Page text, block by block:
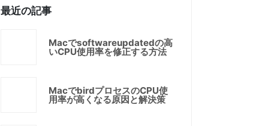
最近の記事
Macでsoftwareupdatedの高
いCPU使用率を修正する方法
MacでbirdプロセスのCPU使
用率が高くなる原因と解決策